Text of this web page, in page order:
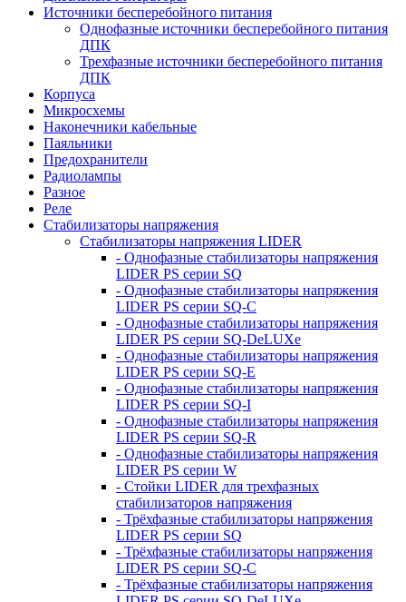
Источники бесперебойного питания
Однофазные источники бесперебойного питания
ДПК
Трехфазные источники бесперебойного питания
ДПК
Корпуса
Микросхемы
Наконечники кабельные
Паяльники
Предохранители
Радиолампы
Разное
Реле
Стабилизаторы напряжения
Стабилизаторы напряжения LIDER
- Однофазные стабилизаторы напряжения
LIDER PS серии SQ
- Однофазные стабилизаторы напряжения
LIDER PS серии SQ-C
- Однофазные стабилизаторы напряжения
LIDER PS серии SQ-DeLUXe
- Однофазные стабилизаторы напряжения
LIDER PS серии SQ-E
- Однофазные стабилизаторы напряжения
LIDER PS серии SQ-I
- Однофазные стабилизаторы напряжения
LIDER PS серии SQ-R
- Однофазные стабилизаторы напряжения
LIDER PS серии W
- Стойки LIDER для трехфазных
стабилизаторов напряжения
- Трёхфазные стабилизаторы напряжения
LIDER PS серии SQ
- Трёхфазные стабилизаторы напряжения
LIDER PS серии SQ-C
- Трёхфазные стабилизаторы напряжения